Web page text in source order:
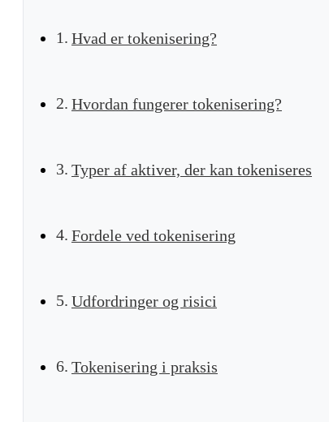
Hvad er tokenisering?
Hvordan fungerer tokenisering?
Typer af aktiver, der kan tokeniseres
Fordele ved tokenisering
Udfordringer og risici
Tokenisering i praksis